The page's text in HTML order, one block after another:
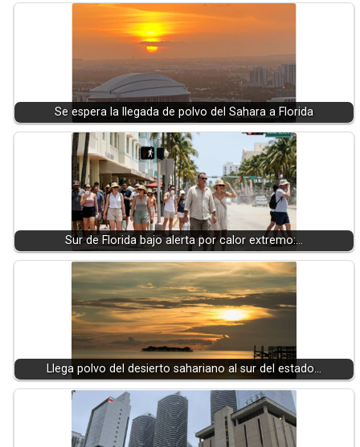
Se espera la llegada de polvo del Sahara a Florida
Sur de Florida bajo alerta por calor extremo:…
Llega polvo del desierto sahariano al sur del estado…